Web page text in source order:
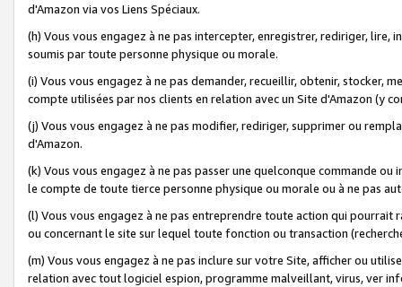
d'Amazon via vos Liens Spéciaux.
(h) Vous vous engagez à ne pas intercepter, enregistrer, rediriger,
soumis par toute personne physique ou morale.
(i) Vous vous engagez à ne pas demander, recueillir, obtenir, stocker,
compte utilisées par nos clients en relation avec un Site d'Amazon (y
(j) Vous vous engagez à ne pas modifier, rediriger, supprimer ou
d'Amazon.
(k) Vous vous engagez à ne pas passer une quelconque commande
le compte de toute tierce personne physique ou morale ou à ne pas
(l) Vous vous engagez à ne pas entreprendre toute action qui
ou concernant le site sur lequel toute fonction ou transaction
(m) Vous vous engagez à ne pas inclure sur votre Site, afficher ou
relation avec tout logiciel espion, programme malveillant, virus, ver